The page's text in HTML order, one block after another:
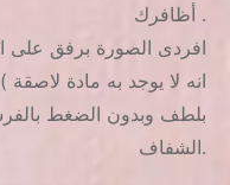
أظافرك .
انه لا يوجد به مادة لاصقة )
الشفاف.